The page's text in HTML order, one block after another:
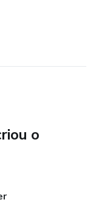
sobre
*Iara* e
o